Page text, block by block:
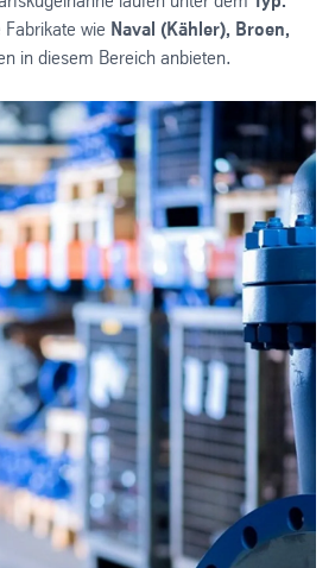
wie Naval (Kähler), Broen,
in diesem Bereich anbieten.